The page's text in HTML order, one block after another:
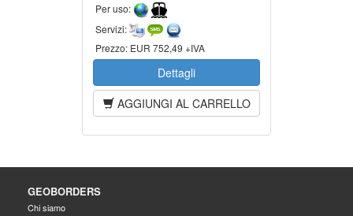
Per uso:
Servizi:
Prezzo: EUR 752,49 +IVA
Dettagli
AGGIUNGI AL CARRELLO
GEOBORDERS
Chi siamo